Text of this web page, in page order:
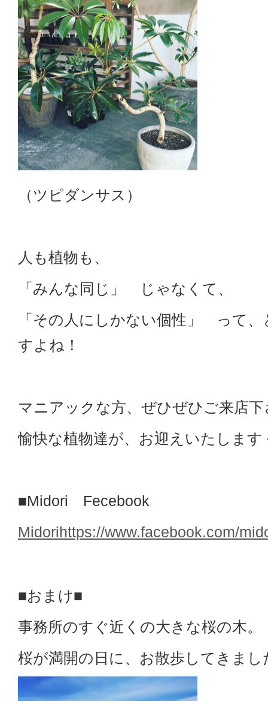
（ツピダンサス）
人も植物も、
「みんな同じ」 じゃなくて、
「その人にしかない個性」 って、
すよね！
マニアックな方、ぜひぜひご来店
愉快な植物達が、お迎えいたします
■Midori Fecebook
Midorihttps://www.facebook.com/
■おまけ■
事務所のすぐ近くの大きな桜の木。
桜が満開の日に、お散歩してきまし